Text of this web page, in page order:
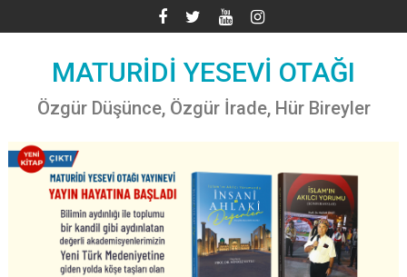
to
MATURİDİ YESEVİ OTAĞI
Özgür Düşünce, Özgür İrade, Hür Bireyler